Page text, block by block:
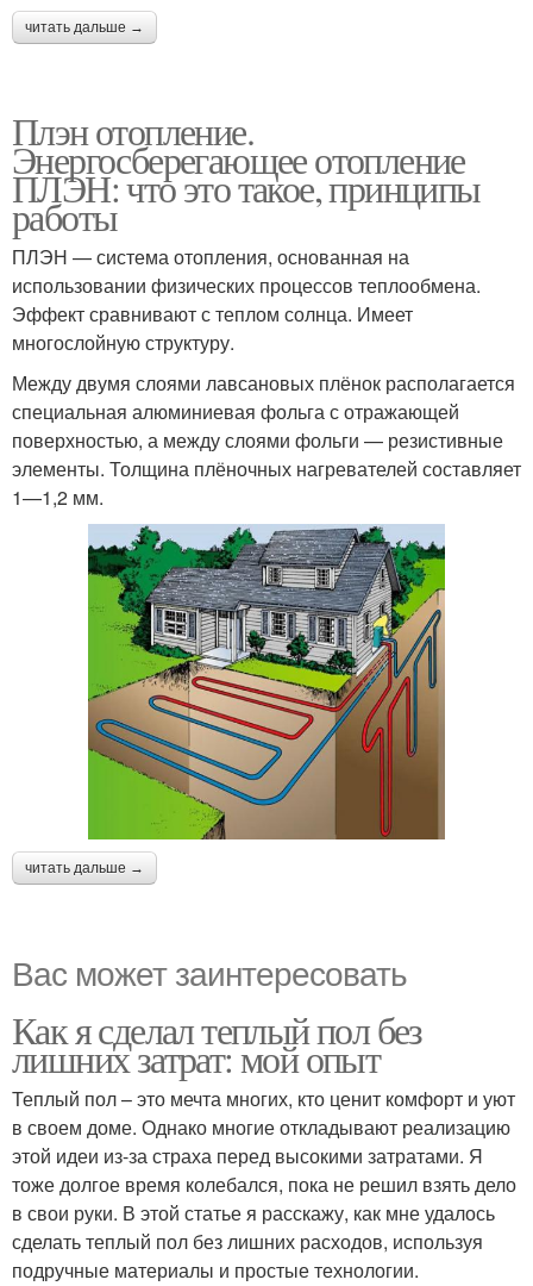
читать дальше →
Плэн отопление.
Энергосберегающее отопление
ПЛЭН: что это такое, принципы
работы
ПЛЭН — система отопления, основанная на
использовании физических процессов теплообмена.
Эффект сравнивают с теплом солнца. Имеет
многослойную структуру.
Между двумя слоями лавсановых плёнок располагается
специальная алюминиевая фольга с отражающей
поверхностью, а между слоями фольги — резистивные
элементы. Толщина плёночных нагревателей составляет
1—1,2 мм.
читать дальше →
Вас может заинтересовать
Как я сделал теплый пол без
лишних затрат: мой опыт
Теплый пол – это мечта многих, кто ценит комфорт и уют
в своем доме. Однако многие откладывают реализацию
этой идеи из-за страха перед высокими затратами. Я
тоже долгое время колебался, пока не решил взять дело
в свои руки. В этой статье я расскажу, как мне удалось
сделать теплый пол без лишних расходов, используя
подручные материалы и простые технологии.